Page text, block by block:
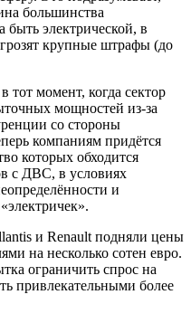
большинства
электрической, в
крупные штрафы (до
тот момент, когда сектор
мощностей из-за
со стороны
компаниям придётся
которых обходится
с ДВС, в условиях
и
и Renault подняли цены
на несколько сотен евро.
ограничить спрос на
привлекательными более